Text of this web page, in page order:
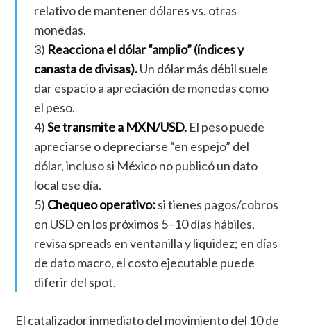
relativo de mantener dólares vs. otras
monedas.
3) Reacciona el dólar “amplio” (índices y
canasta de divisas).Un dólar más débil suele
dar espacio a apreciación de monedas como
el peso.
4)Se transmite a MXN/USD.El peso puede
apreciarse o depreciarse “en espejo” del
dólar, incluso si México no publicó un dato
local ese día.
5) Chequeo operativo: si tienes pagos/cobros
en USD en los próximos 5–10 días hábiles,
revisa spreads en ventanilla y liquidez; en días
de dato macro, el costo ejecutable puede
diferir del spot.
El catalizador inmediato del movimiento del 10 de